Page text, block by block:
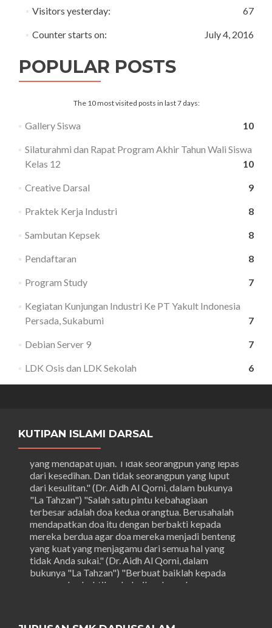
67
Visitors yesterday:
July 4, 2016
Counter starts on:
POPULAR POSTS
The 10 most visited posts in last 7 days:
Gallery Siswa 10
Silaturahmi dan Rapat Program Akhir Tahun Wali Siswa
Kelas 12
10
Creative Darsal 9
Praktek Kerja Industri 8
Sambutan Kepsek 8
Pendaftaran 8
Program Study 7
Kegiatan Kunjungan Industri Ke PT Yakult Indonesia
Persada, Sukabumi
7
Debian Server 9 7
LDK Osis dan LDK Sekolah 6
KUTIPAN ISLAMI DARSAL
Ketahuilah, bahwa anda bukan satu-satunya orang
yang mendapat ujian. Tidak seorangpun yang lepas
dari kesedihan. Dan tidak seorangpun yang luput
dari kesulitan." (Dr. Aidh Al Qorni, dalam bukunya
"La Tahzan") "Salah satu pintu kebahagiaan
terbesar adalah doa kedua orangtua. Berusahalah
mendapatkan doa itu dengan berbakti kepada
mereka berdua agar doa mereka menjadi benteng
yang kuat yang menjagamu dari semua hal yang
tidak Anda sukai." (Dr. Aidh Al Qorni, dalam
bukunya "La Tahzan") "Berbuat baiklah kepada
sesama, dan baktikan kebaikan kepada semua